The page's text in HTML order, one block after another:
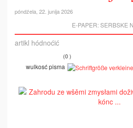
póndźela, 22. junija 2026
E-PAPER:SERBSKE
artikl hódnoćić
(0 )
wulkosć pisma